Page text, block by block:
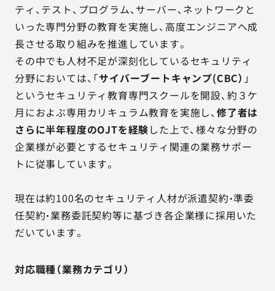
ティ、テスト、プログラム、サーバー、ネットワークと
いった専門分野の教育を実施し、高度エンジニアへ成
長させる取り組みを推進しています。
その中でも人材不足が深刻化しているセキュリティ
分野においては、「サイバーブートキャンプ(CBC） 」
というセキュリティ教育専門スクールを開設、約３ケ
月におよぶ専用カリキュラム教育を実施し、修了者は
さらに半年程度のOJTを経験した上で、様々な分野の
企業様が必要とするセキュリティ関連の業務サポー
トに従事しています。
現在は約100名のセキュリティ人材が派遣契約・準委
任契約・業務委託契約等に基づき各企業様に採用いた
だいています。
対応職種（業務カテゴリ）